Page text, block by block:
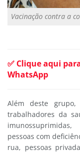
Vacinação contra a
✅ Clique aqui
WhatsApp
Além deste grupo,
trabalhadores da
pessoas com
rua, pessoas